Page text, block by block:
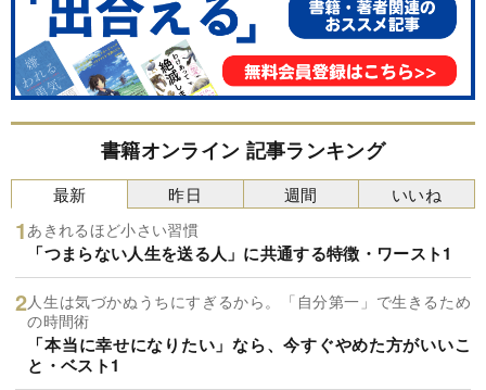
書籍オンライン 記事ランキング
最新
あきれるほど小さい習慣
「つまらない人生を送る人」に共通する特徴・ワースト1
人生は気づかぬうちにすぎるから。「自分第一」で生きるため
の時間術
「本当に幸せになりたい」なら、今すぐやめた方がいいこ
と・ベスト1
昨日 週間 いいね